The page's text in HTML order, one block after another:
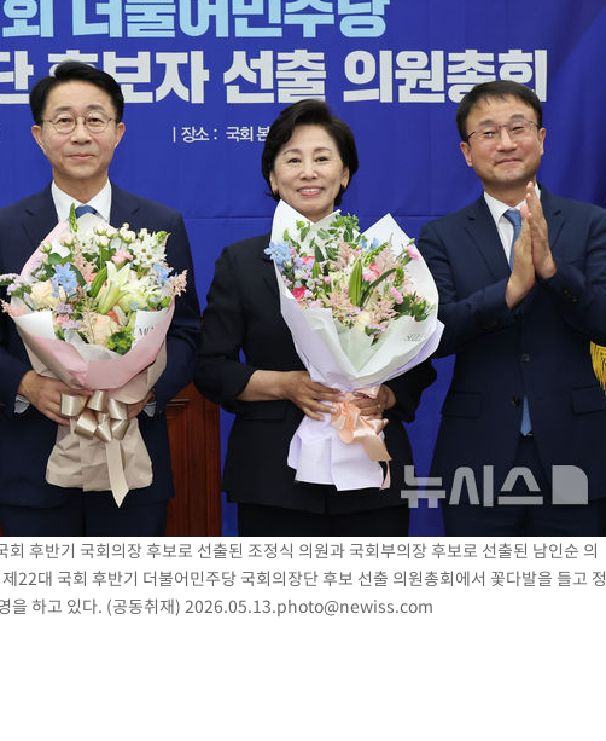
후반기 국회의장 후보로 선출된 조정식 의원과 국회부의장 후보로 선출된 남인순 의
22대 국회 후반기 더불어민주당 국회의장단 후보 선출 의원총회에서 꽃다발을 들고 정
을 하고 있다. (공동취재) 2026.05.13.photo@newiss.com